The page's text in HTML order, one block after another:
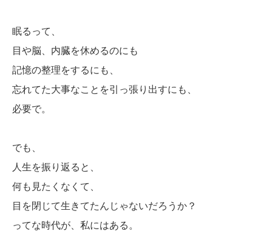
眠るって、
目や脳、内臓を休めるのにも
記憶の整理をするにも、
忘れてた大事なことを引っ張り出すにも、
必要で。
でも、
人生を振り返ると、
何も見たくなくて、
目を閉じて生きてたんじゃないだろうか？
ってな時代が、私にはある。